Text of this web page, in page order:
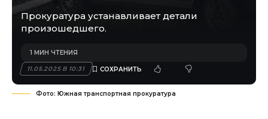
Прокуратура устанавливает детали
произошедшего.
11.05.2025 В 10:31
1 МИН ЧТЕНИЯ
Фото: Южная транспортная прокуратура